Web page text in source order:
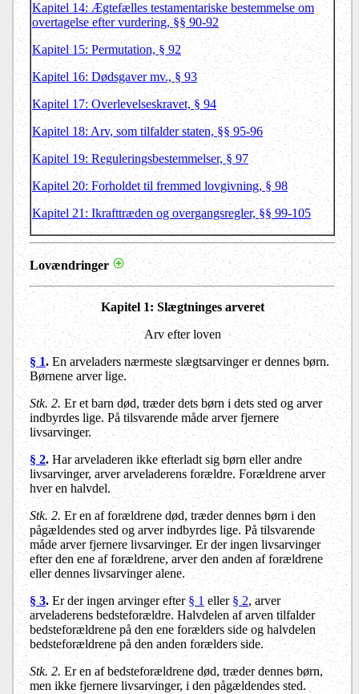
Kapitel 14: Ægtefælles testamentariske bestemmelse om
overtagelse efter vurdering, §§ 90-92
Kapitel 15: Permutation, § 92
Kapitel 16: Dødsgaver mv., § 93
Kapitel 17: Overlevelseskravet, § 94
Kapitel 18: Arv, som tilfalder staten, §§ 95-96
Kapitel 19: Reguleringsbestemmelser, § 97
Kapitel 20: Forholdet til fremmed lovgivning, § 98
Kapitel 21: Ikrafttræden og overgangsregler, §§ 99-105
Lovændringer
Kapitel 1: Slægtninges arveret
Arv efter loven
§ 1. En arveladers nærmeste slægtsarvinger er dennes børn.
Børnene arver lige.
Stk. 2. Er et barn død, træder dets børn i dets sted og arver
indbyrdes lige. På tilsvarende måde arver fjernere
livsarvinger.
§ 2. Har arveladeren ikke efterladt sig børn eller andre
livsarvinger, arver arveladerens forældre. Forældrene arver
hver en halvdel.
Stk. 2. Er en af forældrene død, træder dennes børn i den
pågældendes sted og arver indbyrdes lige. På tilsvarende
måde arver fjernere livsarvinger. Er der ingen livsarvinger
efter den ene af forældrene, arver den anden af forældrene
eller dennes livsarvinger alene.
§ 3. Er der ingen arvinger efter § 1eller§ 2, arver
arveladerens bedsteforældre. Halvdelen af arven tilfalder
bedsteforældrene på den ene forælders side og halvdelen
bedsteforældrene på den anden forælders side.
Stk. 2. Er en af bedsteforældrene død, træder dennes børn,
men ikke fjernere livsarvinger, i den pågældendes sted.